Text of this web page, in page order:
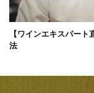
【ワインエキスパー
法